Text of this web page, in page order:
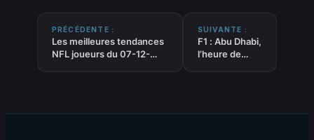
PRÉCÉDENTE :
Les meilleures tendances
NFL joueurs du 07-12-
SUIVANTE :
F1 : Abu Dhabi,
l’heure de